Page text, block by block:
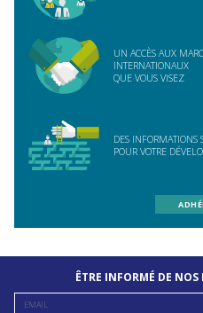
UN ACCÈS AUX
INTERNATIONAUX
QUE VOUS VISEZ
DES INFORMATIONS
POUR VOTRE
ÊTRE INFORMÉ DE